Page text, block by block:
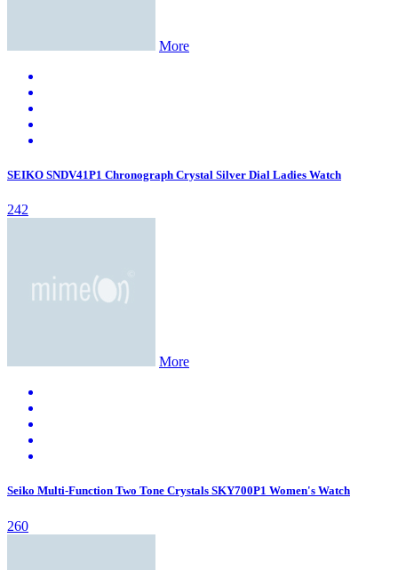
More
SEIKO SNDV41P1 Chronograph Crystal Silver Dial Ladies Watch
242
More
Seiko Multi-Function Two Tone Crystals SKY700P1 Women's Watch
260